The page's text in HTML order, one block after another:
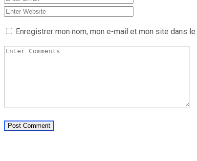
Enregistrer mon nom, mon e-mail et mon site dans